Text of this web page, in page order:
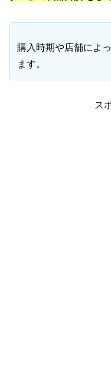
購入時期や店舗によ
ます。
ス